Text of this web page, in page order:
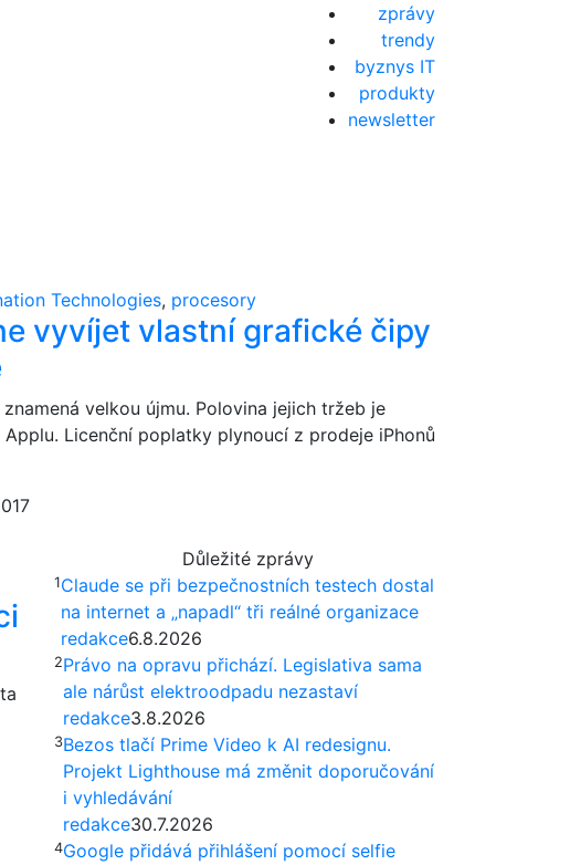
zprávy
trendy
byznys IT
produkty
newsletter
Technologies, procesory
vyvíjet vlastní grafické čipy
velkou újmu. Polovina jejich tržeb je
Licenční poplatky plynoucí z prodeje iPhonů
Důležité zprávy
1Claude se při bezpečnostních testech dostal
na internet a „napadl“ tři reálné organizace
redakce6.8.2026
2Právo na opravu přichází. Legislativa sama
ale nárůst elektroodpadu nezastaví
redakce3.8.2026
3Bezos tlačí Prime Video k AI redesignu.
Projekt Lighthouse má změnit doporučování
i vyhledávání
redakce30.7.2026
4Google přidává přihlášení pomocí selfie